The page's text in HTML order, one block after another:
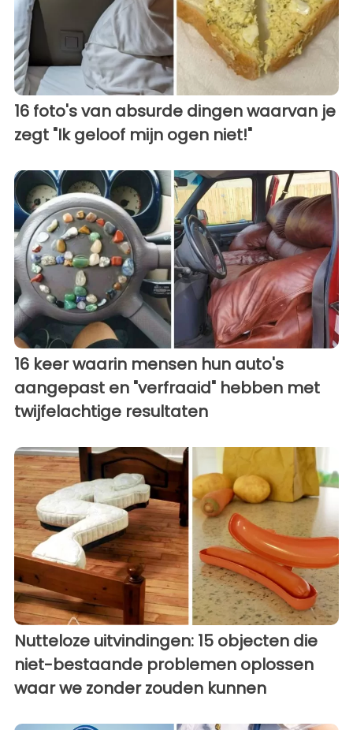
16 foto's van absurde dingen waarvan je
zegt "Ik geloof mijn ogen niet!"
16 keer waarin mensen hun auto's
aangepast en "verfraaid" hebben met
twijfelachtige resultaten
Nutteloze uitvindingen: 15 objecten die
niet-bestaande problemen oplossen
waar we zonder zouden kunnen